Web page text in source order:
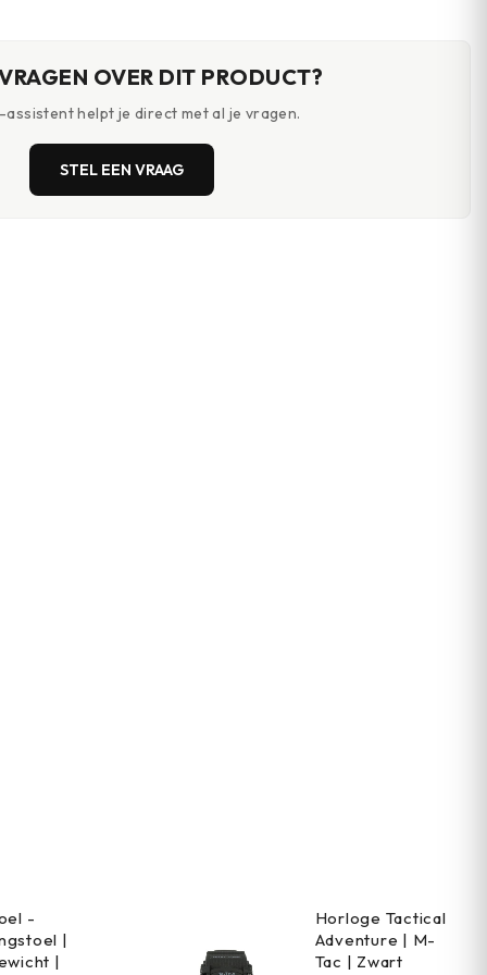
OVER DIT PRODUCT?
assistent helpt je direct met al je vragen.
STEL EEN VRAAG
-
|
|
Horloge Tactical
Adventure | M-
Tac | Zwart